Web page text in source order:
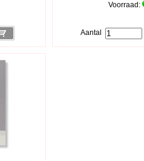
Voorraad:
Aantal